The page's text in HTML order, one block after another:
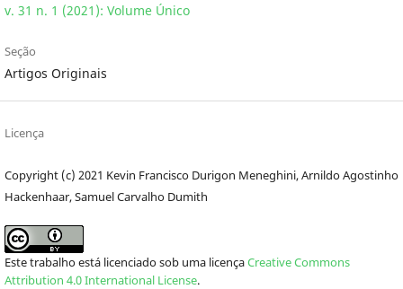
v. 31 n. 1 (2021): Volume Único
Seção
Artigos Originais
Licença
Copyright (c) 2021 Kevin Francisco Durigon Meneghini, Arnildo Agostinho
Hackenhaar, Samuel Carvalho Dumith
Este trabalho está licenciado sob uma licençaCreative Commons
Attribution 4.0 International License.